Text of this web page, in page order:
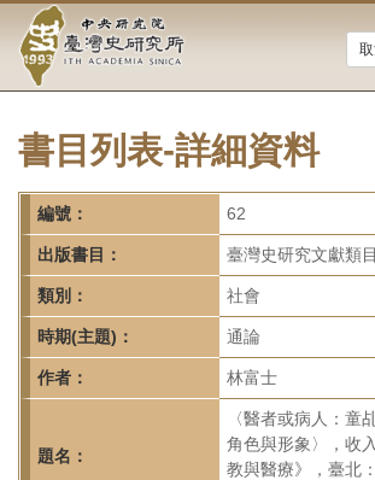
要
中
央
研
究
院-
臺
灣
史
研
究
書目列表-詳細資料
編號： 62
出版書目： 臺灣史研究文獻類
類別： 社會
時期(主題)： 通論
作者： 林富士
題名：
〈醫者或病人：童
角色與形象〉，收
教與醫療》，臺北